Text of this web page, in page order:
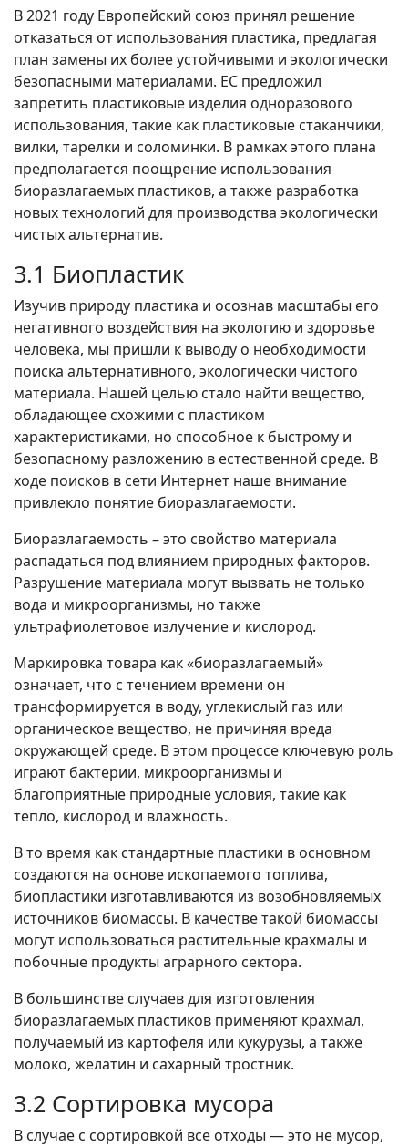
В 2021 году Европейский союз принял решение
отказаться от использования пластика, предлагая
план замены их более устойчивыми и экологически
безопасными материалами. ЕС предложил
запретить пластиковые изделия одноразового
использования, такие как пластиковые стаканчики,
вилки, тарелки и соломинки. В рамках этого плана
предполагается поощрение использования
биоразлагаемых пластиков, а также разработка
новых технологий для производства экологически
чистых альтернатив.
3.1 Биопластик
Изучив природу пластика и осознав масштабы его
негативного воздействия на экологию и здоровье
человека, мы пришли к выводу о необходимости
поиска альтернативного, экологически чистого
материала. Нашей целью стало найти вещество,
обладающее схожими с пластиком
характеристиками, но способное к быстрому и
безопасному разложению в естественной среде. В
ходе поисков в сети Интернет наше внимание
привлекло понятие биоразлагаемости.
Биоразлагаемость – это свойство материала
распадаться под влиянием природных факторов.
Разрушение материала могут вызвать не только
вода и микроорганизмы, но также
ультрафиолетовое излучение и кислород.
Маркировка товара как «биоразлагаемый»
означает, что с течением времени он
трансформируется в воду, углекислый газ или
органическое вещество, не причиняя вреда
окружающей среде. В этом процессе ключевую роль
играют бактерии, микроорганизмы и
благоприятные природные условия, такие как
тепло, кислород и влажность.
В то время как стандартные пластики в основном
создаются на основе ископаемого топлива,
биопластики изготавливаются из возобновляемых
источников биомассы. В качестве такой биомассы
могут использоваться растительные крахмалы и
побочные продукты аграрного сектора.
В большинстве случаев для изготовления
биоразлагаемых пластиков применяют крахмал,
получаемый из картофеля или кукурузы, а также
молоко, желатин и сахарный тростник.
3.2 Сортировка мусора
В случае с сортировкой все отходы — это не мусор,